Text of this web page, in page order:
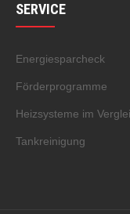
SERVICE
Energiesparcheck
Förderprogramme
Heizsysteme im
Tankreinigung